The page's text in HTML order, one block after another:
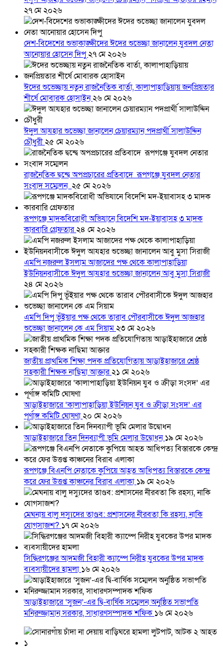
২৭ মে ২০২৬
দেশ-বিদেশের শুভাকাঙ্ক্ষীদের ঈদের শুভেচ্ছা জানালেন যুবদল নেতা
আনোয়ার হোসেন দিপু২৭ মে ২০২৬
ঈদের শুভেচ্ছায় নতুন রাজনৈতিক বার্তা, কালাপাহাড়িয়ায় জনপ্রিয়তার
শীর্ষে মোবারক হোসাইন২৬ মে ২০২৬
ঈদুল আযহার শুভেচ্ছা জানালেন চেয়ারম্যান পদপ্রার্থী সালাউদ্দিন
চৌধুরী২৫ মে ২০২৬
রাজনৈতিক দ্বন্দ্বে অপপ্রচারের প্রতিবাদে ‎রূপগঞ্জে যুবদল নেতার
সংবাদ সম্মেলন ‎ ২৫ মে ২০২৬
রূপগঞ্জে মাদকবিরোধী অভিযানে বিদেশি মদ-ইয়াবাসহ ৩ মাদক
কারবারি গ্রেফতার২৪ মে ২০২৬
এমপি নজরুল ইসলাম আজাদের পক্ষ থেকে কালাপাহাড়িয়া
ইউনিয়নবাসীকে ঈদুল আযহার শুভেচ্ছা জানালেন আবু মুসা সিরাজী
২৪ মে ২০২৬
এমপি দিপু ভূঁইয়ার পক্ষ থেকে তারাব পৌরবাসীকে ঈদুল আজহার
শুভেচ্ছা জানালেন কে এম সিয়াম২৩ মে ২০২৬
জাতীয় প্রাথমিক শিক্ষা পদক প্রতিযোগিতায় আড়াইহাজারে শ্রেষ্ঠ
সহকারী শিক্ষক নাছিমা আক্তার২১ মে ২০২৬
আড়াইহাজারে ‘কালাপাহাড়িয়া ইউনিয়ন যুব ও ক্রীড়া সংসদ’ এর
পূর্ণাঙ্গ কমিটি ঘোষণা২০ মে ২০২৬
আড়াইহাজারে তিন দিনব্যাপী ভূমি মেলার উদ্বোধন১৯ মে ২০২৬
রূপগঞ্জে বিএনপি নেতাকে কুপিয়ে আহত আধিপত্য বিস্তারকে কেন্দ্র
করে ফের উত্তপ্ত কাঞ্চনের বিরাব এলাকা ১৯ মে ২০২৬
মেঘনায় বালু দস্যুদের তাণ্ডব: প্রশাসনের নীরবতা কি রহস্য, নাকি
যোগসাজশ? ১৭ মে ২০২৬
সিদ্ধিরগঞ্জের আদমজী বিহারী ক্যাম্পে নিরীহ যুবকের উপর মাদক
ব্যবসায়ীদের হামলা ১৬ মে ২০২৬
আড়াইহাজারে ‘সুজন’-এর দ্বি-বার্ষিক সম্মেলন অনুষ্ঠিত সভাপতি
মনিরুজ্জামান সরকার, সাধারণসম্পাদক শফিক ১৬ মে ২০২৬